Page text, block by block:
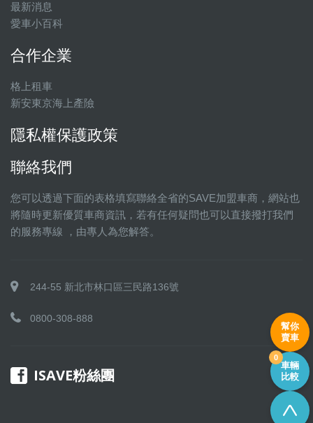
最新消息
愛車小百科
合作企業
格上租車
新安東京海上產險
隱私權保護政策
聯絡我們
您可以透過下面的表格填寫聯絡全省的SAVE加盟車商，網站也
將隨時更新優質車商資訊，若有任何疑問也可以直接撥打我們
的服務專線 ，由專人為您解答。
244-55 新北市林口區三民路136號
0800-308-888
ISAVE粉絲團
幫你
賣車
車輛
比較
0